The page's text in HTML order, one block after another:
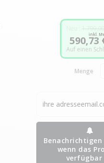
590,73
inkl.
Auf einen
Menge
Benachrichtigen
wenn das
verfügbar